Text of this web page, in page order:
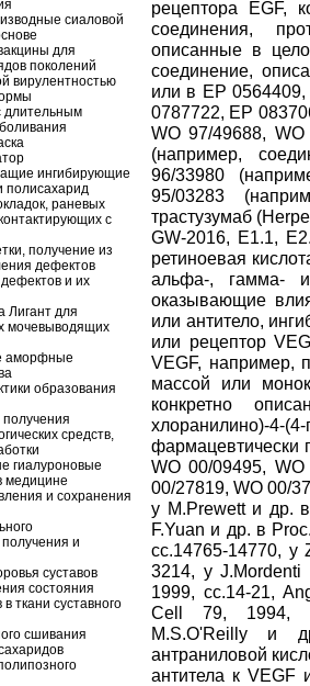
сиаловой
для
поколений
вирулентностью
длительным
ингибирующие
полисахарид
раневых
с
получение из
дефектов
и их
Лигант для
мочевыводящих
аморфные
образования
средств,
гиалуроновые
медицине
и сохранения
и
суставов
состояния
ткани суставного
сшивания
рецептора EGF,
соединения,
описанные в
соединение,
или в ЕР
0787722, ЕР
WO 97/49688,
(например,
96/33980
95/03283
трастузумаб
GW-2016, Е1.1,
ретиноевая
альфа-, гамма-
оказывающие
или антитело,
или рецептор
VEGF, например,
массой или
конкретно
хлоранилино)-
фармацевтически
WO 00/09495,
00/27819, WO 00/
у М.Prewett и др.
F.Yuan и др. в
cc.14765-14770, у
3214, у
1999, cc.14-21,
Cell 79, 1994,
М.S.O'Reilly и
антраниловой
антитела к VEGF